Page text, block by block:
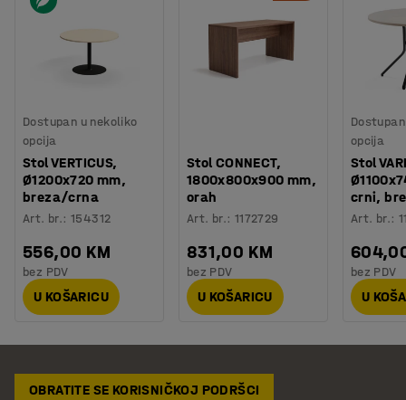
Dostupan u nekoliko
opcija
Stol VERTICUS,
Ø1200x720 mm,
breza/crna
Art. br.:154312
556,00 KM
bez PDV
U KOŠARICU
Stol CONNECT,
1800x800x900 mm,
orah
Art. br.: 1172729
831,00 KM
bez PDV
U KOŠARICU
opcija
Stol
crni,
Art. br.:
bez PDV
U
OBRATITE SE KORISNIČKOJ PODRŠCI